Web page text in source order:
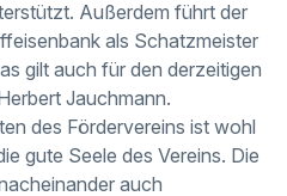
Außerdem führt der
als Schatzmeister
gilt auch für den derzeitigen
Jauchmann.
des Fördervereins ist wohl
gute Seele des Vereins. Die
auch